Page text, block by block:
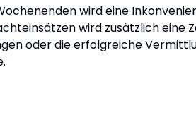
wird eine
wird zusätzlich eine
oder die erfolgreiche